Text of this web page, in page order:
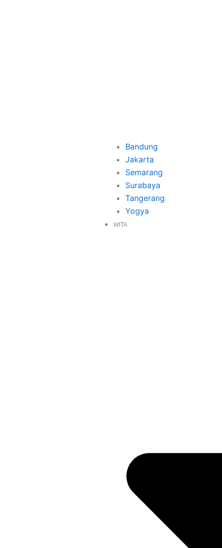
Bandung
Jakarta
Semarang
Surabaya
Tangerang
Yogya
WITA